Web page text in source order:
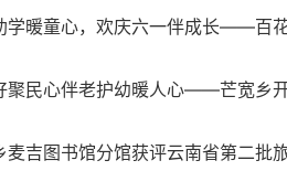
学暖童心，欢庆六一伴成长——百
聚民心伴老护幼暖人心——芒宽乡
麦吉图书馆分馆获评云南省第二批